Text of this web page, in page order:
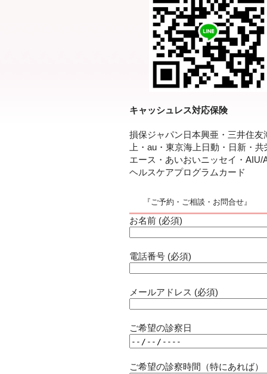
キャッシュレス対応保険
損保ジャパン日本興亜・三井住友
上・au・東京海上日動・日新・共
エース・あいおいニッセイ・AIU/
ヘルスケアプログラムカード
『ご予約・ご相談・お問合せ』
お名前 (必須)
電話番号 (必須)
メールアドレス (必須)
ご希望の診察日
ご希望の診察時間（特にあれば）